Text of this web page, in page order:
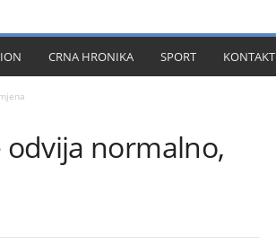
CRNA HRONIKA SPORT KONTAKT
odvija normalno,